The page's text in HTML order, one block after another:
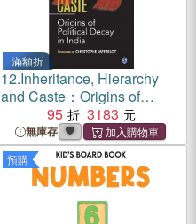
滿額折
12.Inheritance, Hierarchy
and Caste：Origins of
Political Decay in India
95 3183
無庫存
預購